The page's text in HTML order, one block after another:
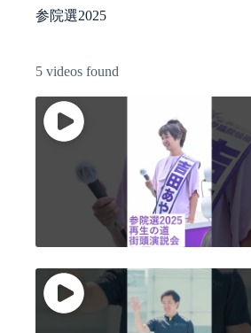
参院選2025
5 videos found